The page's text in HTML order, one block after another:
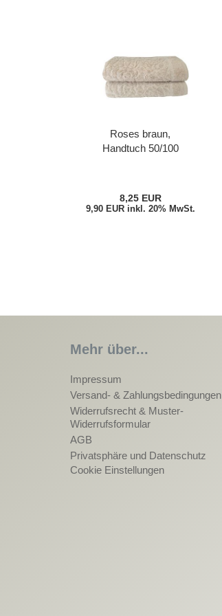
Roses braun,
Handtuch 50/100
8,25 EUR
9,90 EUR inkl. 20% MwSt.
Mehr über...
Impressum
Versand- & Zahlungsbedingungen
Widerrufsrecht & Muster-
Widerrufsformular
AGB
Privatsphäre und Datenschutz
Cookie Einstellungen